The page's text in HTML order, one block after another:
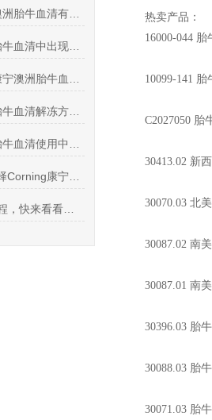
热卖产品：
16000-044 胎
10099-141 胎
C2027050 胎
30413.02 新
30070.03 北
30087.02 南
30087.01 南
30396.03 胎
30088.03 胎
30071.03 胎